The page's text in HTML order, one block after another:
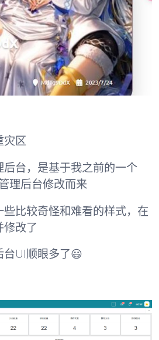
灾区
后台，是基于我之前的一个
理后台修改而来
些比较奇怪和难看的样式，在
修改了
台UI顺眼多了😃